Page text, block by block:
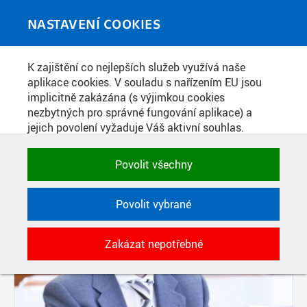
NASTAVENÍ COOKIES
K zajištění co nejlepších služeb využívá naše
aplikace cookies. V souladu s nařízením EU jsou
implicitně zakázána (s výjimkou cookies
nezbytných pro správné fungování aplikace) a
jejich povolení vyžaduje Váš aktivní souhlas.
zakázat, případně vybrat a povolit cookies podle
kategorie. Svoje rozhodnutí můžete samozřejmě
kdykoli změnit.
POTŘEBNÉ
Technické cookies využívané aplikacemi
ČVUT pro uchování jejich nastavení,
vlastností a identifikátorů relace. Jsou
nezbytné pro správné fungování a jsou
Povolit všechny
Povolit vybrané
Zakázat nepotřebné
MEDIATÉKA
PŘÍSPĚVKY PODLE FILTRU
Aktivní filtry: ŠTÍTEK: PŘÍHODA